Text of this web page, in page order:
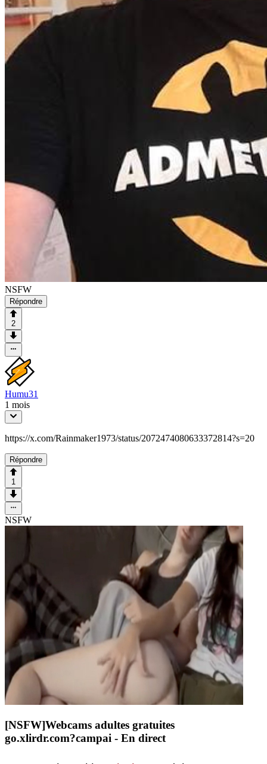
NSFW
Répondre
2
Humu31
1 mois
https://x.com/Rainmaker1973/status/2072474080633372814?s=20
Répondre
1
NSFW
[NSFW]Webcams adultes gratuites
go.xlirdr.com?campai - En direct